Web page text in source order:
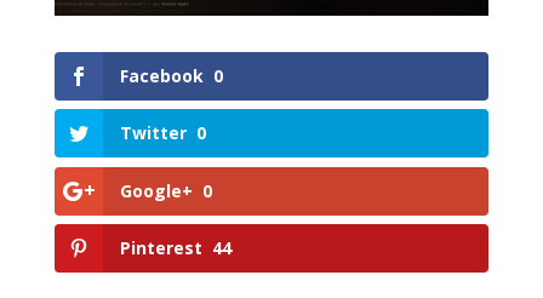
Facebook 0
Twitter 0
Google+ 0
Pinterest 44